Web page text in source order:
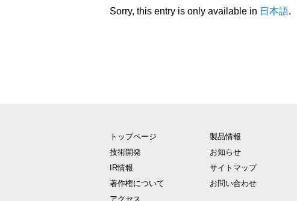
Sorry, this entry is only available in 日本語.
トップページ 製品情報
技術開発
お知らせ
IR情報
サイトマップ
著作権について
お問い合わせ
アクセス